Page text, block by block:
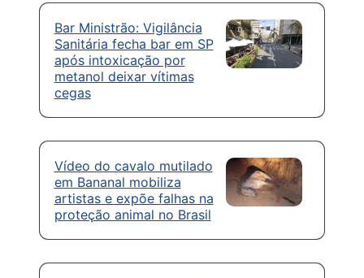
Bar Ministrão: Vigilância
Sanitária fecha bar em SP
após intoxicação por
metanol deixar vítimas
cegas
Vídeo do cavalo mutilado
em Bananal mobiliza
artistas e expõe falhas na
proteção animal no Brasil